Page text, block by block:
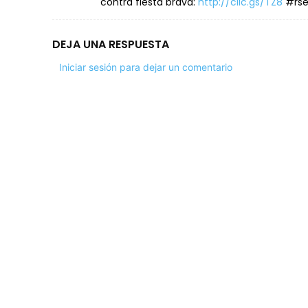
DEJA UNA RESPUESTA
Iniciar sesión para dejar un comentario